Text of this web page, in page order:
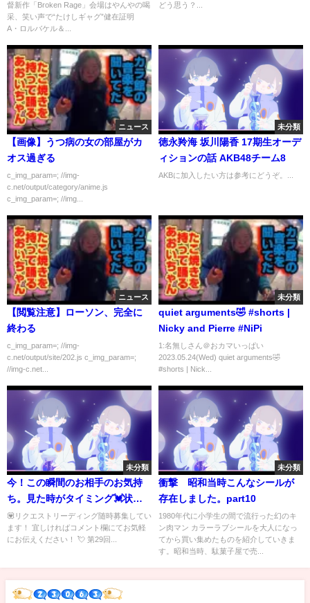
い声で“たけしギャグ”健在証
明 A・ロルバケル＆JRもユニ
督新作「Broken Rage」会場はやんやの喝
采、笑い声で“たけしギャグ”健在証明
A・ロルバケル＆...
どう思う？...
ニュース
【画像】うつ病の女の部屋がカ
オス過ぎる
c_img_param=; //img-
c.net/output/category/anime.js
c_img_param=; //img...
未分類
徳永羚海 坂川陽香 17期生オーデ
ィションの話 AKB48チーム8
AKBに加入したい方は参考にどうぞ。...
ニュース
【閲覧注意】ローソン、完全に
終わる
c_img_param=; //img-
c.net/output/site/202.js c_img_param=;
//img-c.net...
未分類
quiet arguments🤣 #shorts |
Nicky and Pierre #NiPi
1:名無しさん＠おカマいっぱい
2023.05.24(Wed) quiet arguments🤣
#shorts | Nick...
未分類
今！この瞬間のお相手のお気持
ち。見た時がタイミング💓状況/
お気持ち/お二人の未来💟💫ルノ
ルマンカードタロットカードと
オラクルカードで細密リーディ
💟リクエストリーディング随時募集してい
ます！ 宜しければコメント欄にてお気軽
にお伝えください！ 💘 第29回...
未分類
衝撃 昭和当時こんなシールが
存在しました。part10
1980年代に小学生の間で流行った幻のキ
ン肉マン カラーラブシールを大人になっ
てから買い集めたものを紹介していきま
す。昭和当時、駄菓子屋で売...